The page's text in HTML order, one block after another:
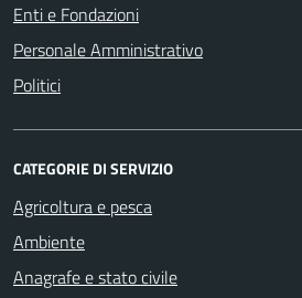
Enti e Fondazioni
Personale Amministrativo
Politici
CATEGORIE DI SERVIZIO
Agricoltura e pesca
Ambiente
Anagrafe e stato civile